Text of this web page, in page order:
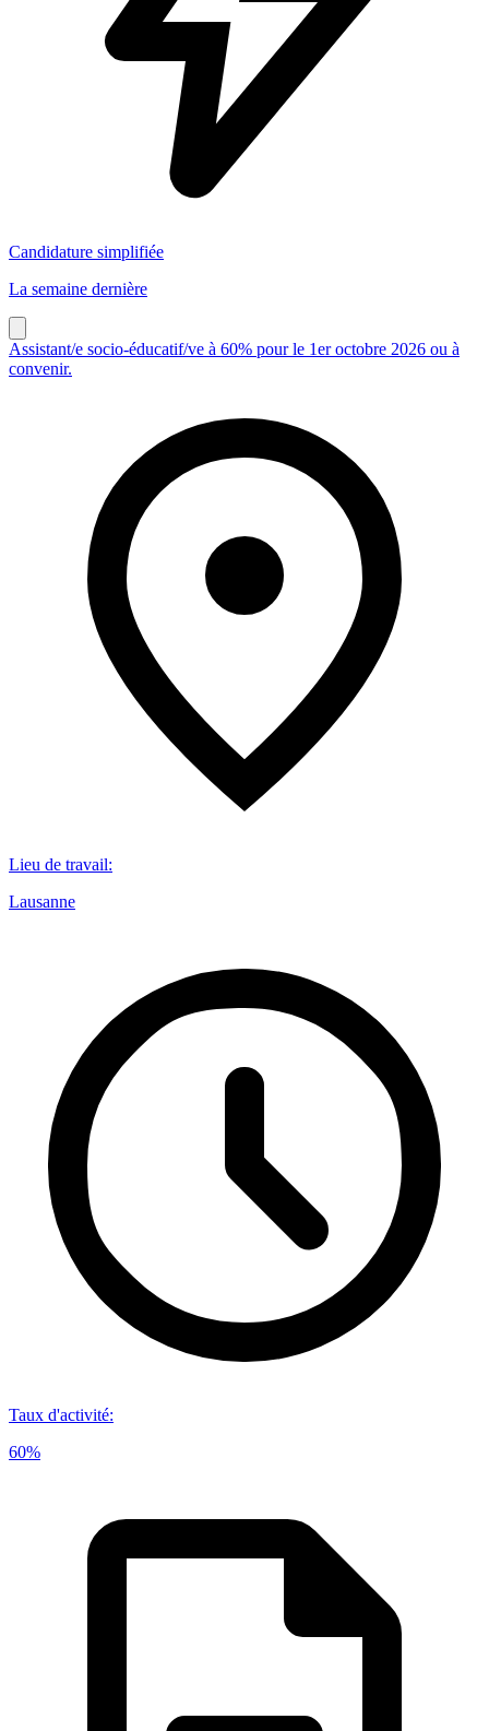
Candidature simplifiée
La semaine dernière
Assistant/e socio-éducatif/ve à 60% pour le 1er octobre 2026 ou à
convenir.
Lieu de travail:
Lausanne
Taux d'activité:
60%